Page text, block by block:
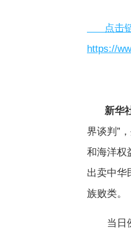
点击链
https://
新华
界谈判”
和海洋权
出卖中华
族败类。
当日例